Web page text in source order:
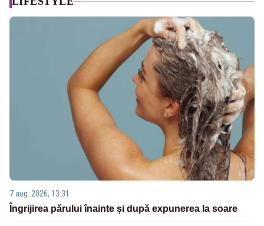
7 aug. 2026, 13:31
Îngrijirea părului înainte și după expunerea la soare